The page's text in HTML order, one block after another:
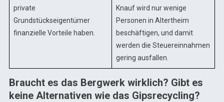
private
Grundstückseigentümer
finanzielle Vorteile haben.
Knauf wird nur wenige
Personen in Altertheim
beschäftigen, und damit
werden die Steuereinnahmen
gering ausfallen.
Braucht es das Bergwerk wirklich? Gibt es
keine Alternativen wie das Gipsrecycling?